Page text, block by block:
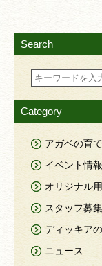
Search
Category
アガベの育
イベント情報
オリジナル
スタッフ募集
ディッキア
ニュース